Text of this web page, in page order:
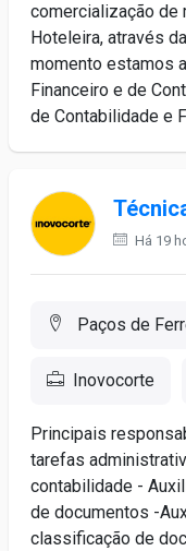
comercialização de
Hoteleira, através
momento estamos
Financeiro e de
de Contabilidade e
Há 19
Paços de
Inovocorte
Principais
tarefas
contabilidade -
de documentos -
classificação de